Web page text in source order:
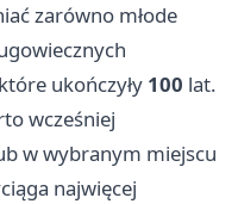
zarówno młode
ukończyły 100 lat.
wcześniej
w wybranym miejscu
najwięcej